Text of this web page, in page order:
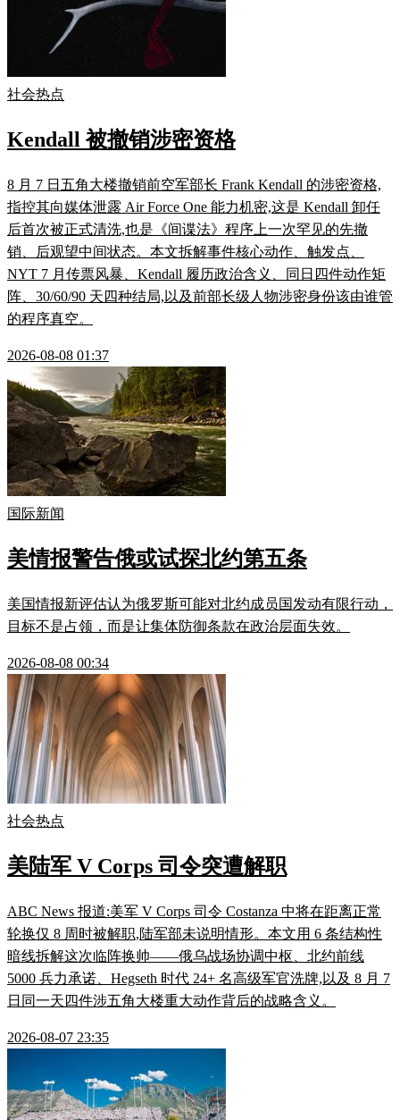
社会热点
Kendall 被撤销涉密资格
8 月 7 日五角大楼撤销前空军部长 Frank Kendall 的涉密资格,
指控其向媒体泄露 Air Force One 能力机密,这是 Kendall 卸任
后首次被正式清洗,也是《间谍法》程序上一次罕见的先撤
销、后观望中间状态。本文拆解事件核心动作、触发点、
NYT 7 月传票风暴、Kendall 履历政治含义、同日四件动作矩
阵、30/60/90 天四种结局,以及前部长级人物涉密身份该由谁管
的程序真空。
2026-08-08 01:37
国际新闻
美情报警告俄或试探北约第五条
美国情报新评估认为俄罗斯可能对北约成员国发动有限行动，
目标不是占领，而是让集体防御条款在政治层面失效。
2026-08-08 00:34
社会热点
美陆军 V Corps 司令突遭解职
ABC News 报道:美军 V Corps 司令 Costanza 中将在距离正常
轮换仅 8 周时被解职,陆军部未说明情形。本文用 6 条结构性
暗线拆解这次临阵换帅——俄乌战场协调中枢、北约前线
5000 兵力承诺、Hegseth 时代 24+ 名高级军官洗牌,以及 8 月 7
日同一天四件涉五角大楼重大动作背后的战略含义。
2026-08-07 23:35